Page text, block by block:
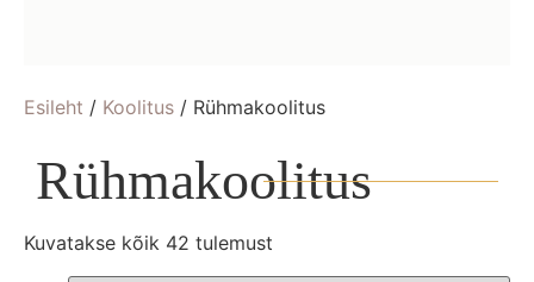
Esileht / Koolitus / Rühmakoolitus
Rühmakoolitus
Kuvatakse kõik 42 tulemust